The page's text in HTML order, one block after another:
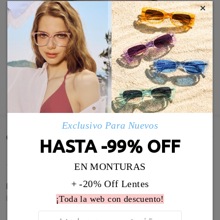
MOSTRAR MÁS
Comentarios de Clientes(880)
Perfecta la graduación, estoy muy contenta
by Carmen García Galgo onAug 4 , 2026
×
Exclusivo Para Nuevos
HASTA -99% OFF
EN MONTURAS
+ -20% Off Lentes
¡Toda la web con descuento!